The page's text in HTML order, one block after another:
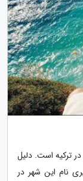
ترکیه است. دلیل
نام این شهر در